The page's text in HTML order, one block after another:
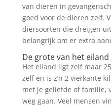
van dieren in
goed voor de dieren zelf.
diersoorten die dreigen
belangrijk om er extra
De grote van het eiland
Het eiland ligt zelf maar
zelf en is z’n 2 vierkante
met je geliefde of familie,
weg gaan. Veel mensen